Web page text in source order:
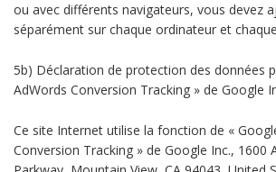
ou avec différents navigateurs, vous devez
séparément sur chaque ordinateur et
5b) Déclaration de protection des données
AdWords Conversion Tracking » de Google
Ce site Internet utilise la fonction de «
Conversion Tracking » de Google Inc., 1600